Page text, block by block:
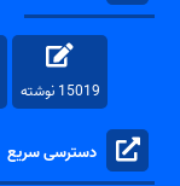
15019 نوشته
دسترسی سریع